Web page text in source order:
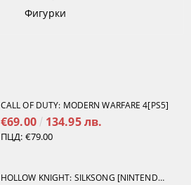
Фигурки
CALL OF DUTY: MODERN WARFARE 4[PS5]
€69.00 134.95 лв.
ПЦД: €79.00
HOLLOW KNIGHT: SILKSONG [NINTENDO SWITCH 2]